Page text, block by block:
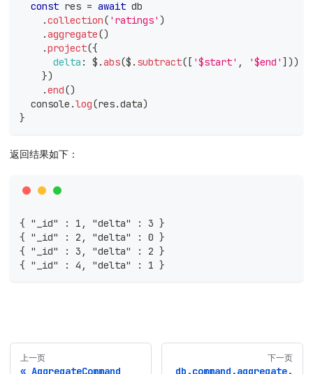
const res = await db
.collection( 'ratings' )
.aggregate()
.project({
delta : $ .abs($ . subtract( [ '$start' , '$end' ] ))
})
.end()
console .log(res.data)
}
返回结果如下：
{ "_id" : 1, "delta" : 3 }
{ "_id" : 2, "delta" : 0 }
{ "_id" : 3, "delta" : 2 }
{ "_id" : 4, "delta" : 1 }
上一页
AggregateCommand
下一页
db.command.aggregate.